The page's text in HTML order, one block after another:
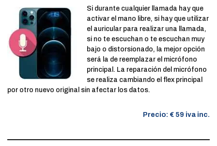
Si durante cualquier llamada hay que
activar el mano libre, si hay que utilizar
el auricular para realizar una llamada,
si no te escuchan o te escuchan muy
bajo o distorsionado, la mejor opción
será la de reemplazar el micrófono
principal. La reparación del micrófono
se realiza cambiando el flex principal
por otro nuevo original sin afectar los datos.
Precio: € 59 iva inc.